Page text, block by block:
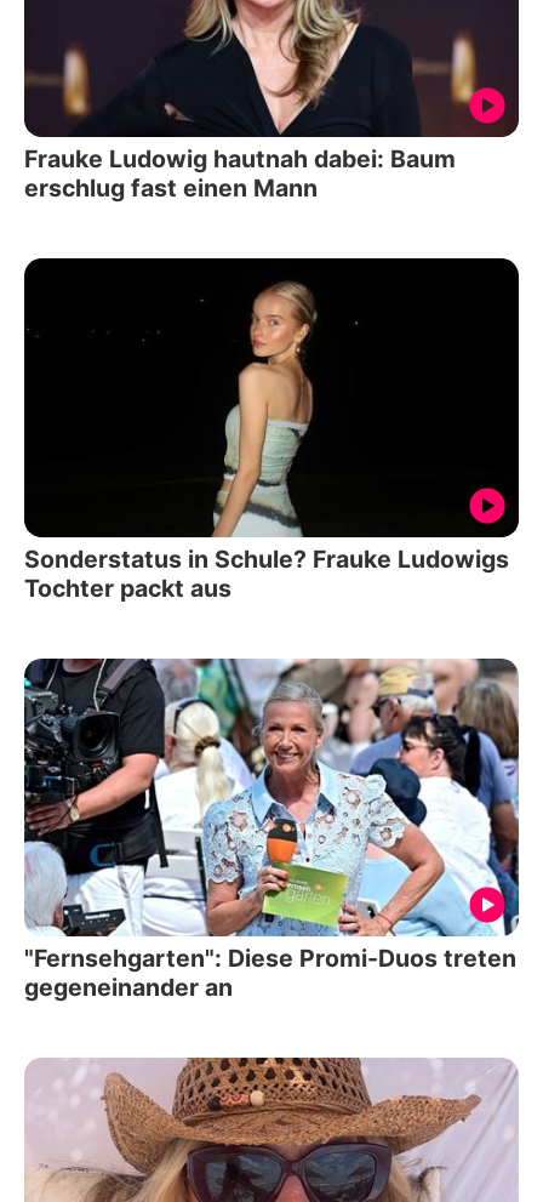
Frauke Ludowig hautnah dabei: Baum
erschlug fast einen Mann
Sonderstatus in Schule? Frauke Ludowigs
Tochter packt aus
"Fernsehgarten": Diese Promi-Duos treten
gegeneinander an